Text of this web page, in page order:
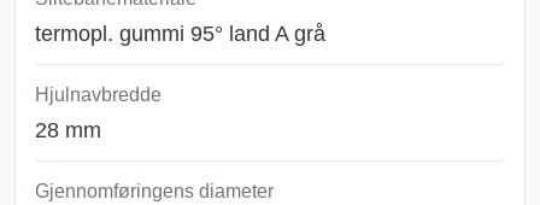
termopl. gummi 95° land A grå
Hjulnavbredde
28 mm
Gjennomføringens diameter